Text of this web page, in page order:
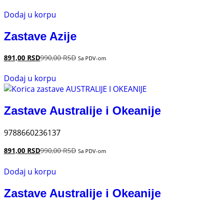
Dodaj u korpu
Zastave Azije
891,00 RSD990,00RSD Sa PDV-om
Dodaj u korpu
Zastave Australije i Okeanije
9788660236137
891,00 RSD990,00RSD Sa PDV-om
Dodaj u korpu
Zastave Australije i Okeanije